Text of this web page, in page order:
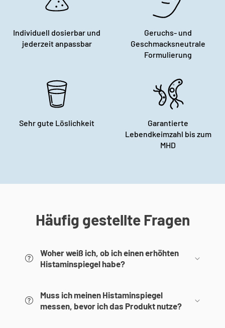
Individuell dosierbar und
jederzeit anpassbar
Geruchs- und
Geschmacksneutrale
Formulierung
Sehr gute Löslichkeit
Garantierte
Lebendkeimzahl bis zum
MHD
Häufig gestellte Fragen
Woher weiß ich, ob ich einen erhöhten
Histaminspiegel habe?
Muss ich meinen Histaminspiegel
messen, bevor ich das Produkt nutze?